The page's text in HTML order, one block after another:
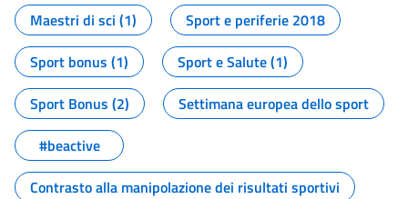
Maestri di sci (1)
Sport e periferie 2018
Sport bonus (1)
Sport e Salute (1)
Sport Bonus (2)
Settimana europea dello sport
#beactive
Contrasto alla manipolazione dei risultati sportivi